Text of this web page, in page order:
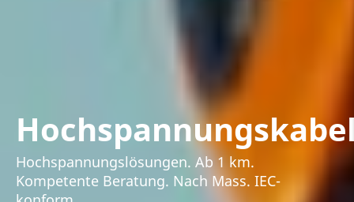
Hochspannungslösungen. Ab 1 km.
Kompetente Beratung. Nach Mass. IEC-